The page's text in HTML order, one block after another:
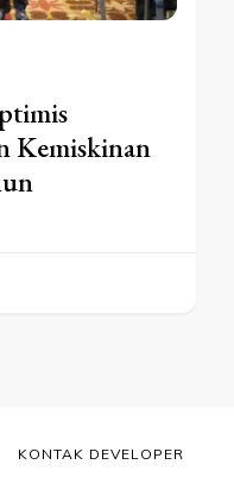
Kemiskinan
KONTAK DEVELOPER